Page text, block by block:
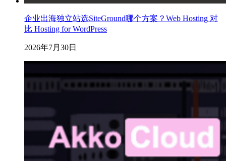
企业出海独立站选SiteGround哪个方案？Web Hosting 对
比 Hosting for WordPress
2026年7月30日